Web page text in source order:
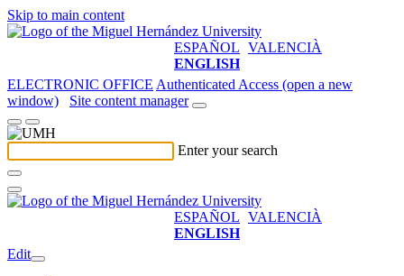
Skip to main content
ESPAÑOL VALENCIÀ
ENGLISH
ELECTRONIC OFFICE Authenticated Access (open a new
window)
Site content manager
Enter your search
ESPAÑOL VALENCIÀ
ENGLISH
Edit